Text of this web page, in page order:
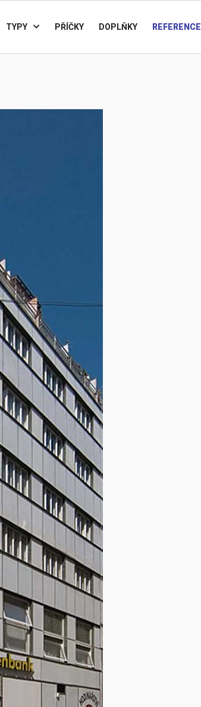
TYPY PŘÍČKY DOPLŇKY REFERENCE